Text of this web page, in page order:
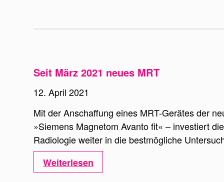
Seit März 2021 neues MRT
12. April 2021
Mit der Anschaffung eines MRT-Gerätes der
»Siemens Magnetom Avanto fit« – investiert
Radiologie weiter in die bestmögliche
Weiterlesen